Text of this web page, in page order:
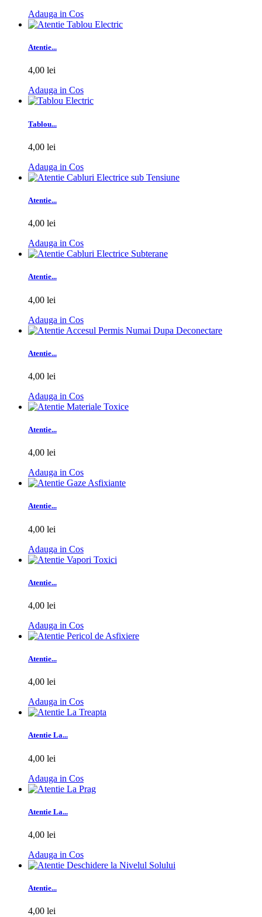
Adauga in Cos
Atentie...
4,00 lei
Adauga in Cos
Tablou...
4,00 lei
Adauga in Cos
Atentie...
4,00 lei
Adauga in Cos
Atentie...
4,00 lei
Adauga in Cos
Atentie...
4,00 lei
Adauga in Cos
Atentie...
4,00 lei
Adauga in Cos
Atentie...
4,00 lei
Adauga in Cos
Atentie...
4,00 lei
Adauga in Cos
Atentie...
4,00 lei
Adauga in Cos
Atentie La...
4,00 lei
Adauga in Cos
Atentie La...
4,00 lei
Adauga in Cos
Atentie...
4,00 lei